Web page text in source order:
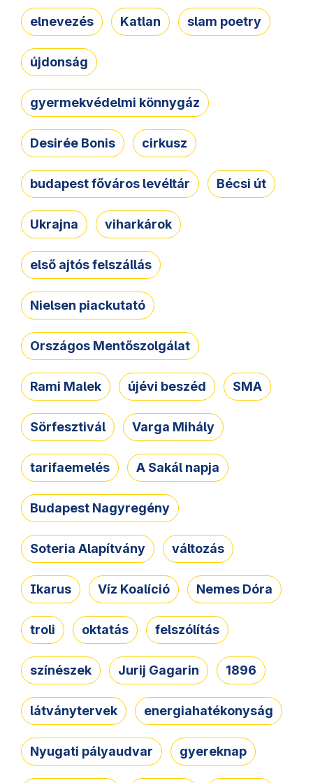
elnevezés Katlan slam poetry
újdonság
gyermekvédelmi könnygáz
Desirée Bonis cirkusz
budapest főváros levéltár Bécsi út
Ukrajna viharkárok
első ajtós felszállás
Nielsen piackutató
Országos Mentőszolgálat
Rami Malek újévi beszéd SMA
Sörfesztivál Varga Mihály
tarifaemelés A Sakál napja
Budapest Nagyregény
Soteria Alapítvány változás
Ikarus Víz Koalíció Nemes Dóra
troli oktatás felszólítás
színészek Jurij Gagarin 1896
látványtervek energiahatékonyság
Nyugati pályaudvar gyereknap